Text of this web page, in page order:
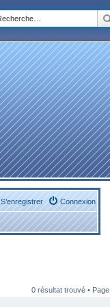
Connexion
S’enregistrer
0 résultat trouvé • Page